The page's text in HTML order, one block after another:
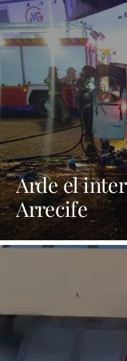
Arde el
Arrecife